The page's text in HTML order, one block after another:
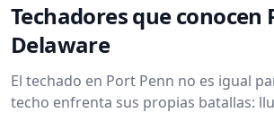
Techadores que conocen
Delaware
El techado en Port Penn no es igual
techo enfrenta sus propias batallas: